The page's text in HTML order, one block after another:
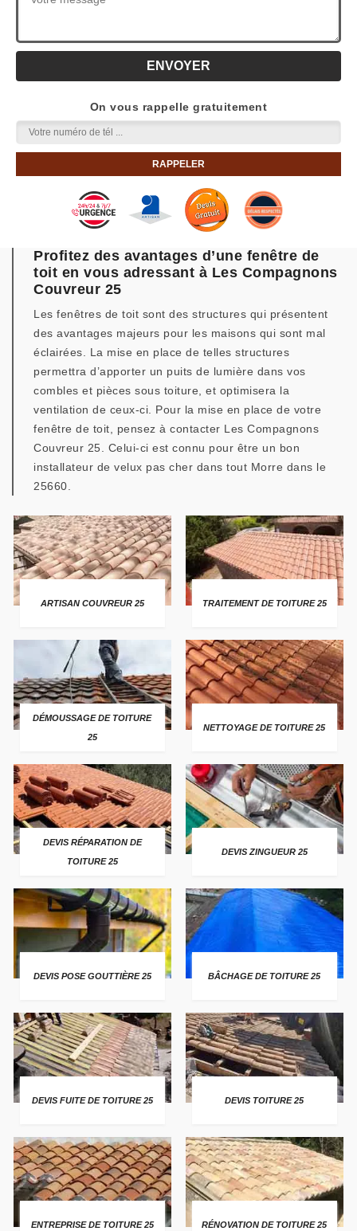
On vous rappelle gratuitement
Profitez des avantages d’une fenêtre de
toit en vous adressant à Les Compagnons
Couvreur 25
Les fenêtres de toit sont des structures qui présentent
des avantages majeurs pour les maisons qui sont mal
éclairées. La mise en place de telles structures
permettra d’apporter un puits de lumière dans vos
combles et pièces sous toiture, et optimisera la
ventilation de ceux-ci. Pour la mise en place de votre
fenêtre de toit, pensez à contacter Les Compagnons
Couvreur 25. Celui-ci est connu pour être un bon
installateur de velux pas cher dans tout Morre dans le
25660.
ARTISAN COUVREUR 25 TRAITEMENT DE TOITURE 25
DÉMOUSSAGE DE TOITURE
25
NETTOYAGE DE TOITURE 25
DEVIS RÉPARATION DE
TOITURE 25
DEVIS ZINGUEUR 25
DEVIS POSE GOUTTIÈRE 25 BÂCHAGE DE TOITURE 25
DEVIS FUITE DE TOITURE 25 DEVIS TOITURE 25
ENTREPRISE DE TOITURE 25 RÉNOVATION DE TOITURE 25